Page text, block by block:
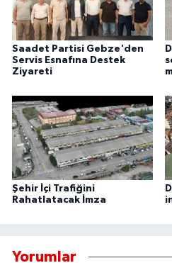
Saadet Partisi Gebze'den
Servis Esnafına Destek
Ziyareti
Şehir İçi Trafiğini
Rahatlatacak İmza
Yorumlar